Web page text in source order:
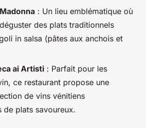
: Un lieu emblématique où
des plats traditionnels
in salsa (pâtes aux anchois et
ai Artisti : Parfait pour les
ce restaurant propose une
de vins vénitiens
de plats savoureux.